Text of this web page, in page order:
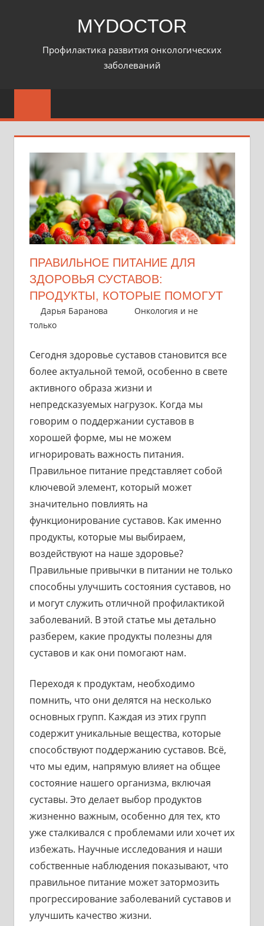
MYDOCTOR
Профилактика развития онкологических
заболеваний
ПРАВИЛЬНОЕ ПИТАНИЕ ДЛЯ
ЗДОРОВЬЯ СУСТАВОВ:
ПРОДУКТЫ, КОТОРЫЕ ПОМОГУТ
19 марта 2025
Дарья Баранова
Онкология и не
только
Сегодня здоровье суставов становится все
более актуальной темой, особенно в свете
активного образа жизни и
непредсказуемых нагрузок. Когда мы
говорим о поддержании суставов в
хорошей форме, мы не можем
игнорировать важность питания.
Правильное питание представляет собой
ключевой элемент, который может
значительно повлиять на
функционирование суставов. Как именно
продукты, которые мы выбираем,
воздействуют на наше здоровье?
Правильные привычки в питании не только
способны улучшить состояния суставов, но
и могут служить отличной профилактикой
заболеваний. В этой статье мы детально
разберем, какие продукты полезны для
суставов и как они помогают нам.
Переходя к продуктам, необходимо
помнить, что они делятся на несколько
основных групп. Каждая из этих групп
содержит уникальные вещества, которые
способствуют поддержанию суставов. Всё,
что мы едим, напрямую влияет на общее
состояние нашего организма, включая
суставы. Это делает выбор продуктов
жизненно важным, особенно для тех, кто
уже сталкивался с проблемами или хочет их
избежать. Научные исследования и наши
собственные наблюдения показывают, что
правильное питание может затормозить
прогрессирование заболеваний суставов и
улучшить качество жизни.